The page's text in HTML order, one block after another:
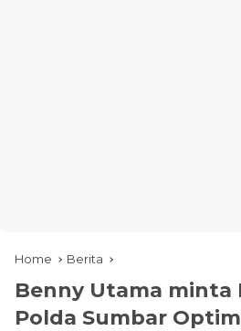
Home Berita
Benny Utama minta
Polda Sumbar